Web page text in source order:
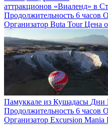
аттракционов «Виаленд» в
Продолжительность 6 часов
Организатор Buta TourЦена
Памуккале из Кушадасы Дни
Продолжительность 6 часов
Организатор Excursion Mania